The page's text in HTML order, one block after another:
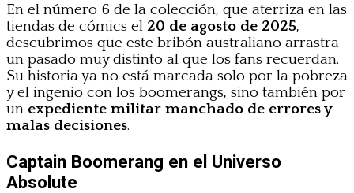
En el número 6 de la colección, que aterriza en las
tiendas de cómics el 20 de agosto de 2025,
descubrimos que este bribón australiano arrastra
un pasado muy distinto al que los fans recuerdan.
Su historia ya no está marcada solo por la pobreza
y el ingenio con los boomerangs, sino también por
un expediente militar manchado de errores y
malas decisiones.
Captain Boomerang en el Universo
Absolute